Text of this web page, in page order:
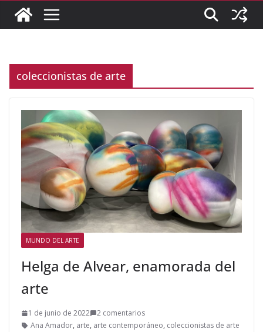
coleccionistas de arte
MUNDO DEL ARTE
Helga de Alvear, enamorada del
arte
1 de junio de 2022
2 comentarios
Ana Amador, arte, arte contemporáneo, coleccionistas de arte